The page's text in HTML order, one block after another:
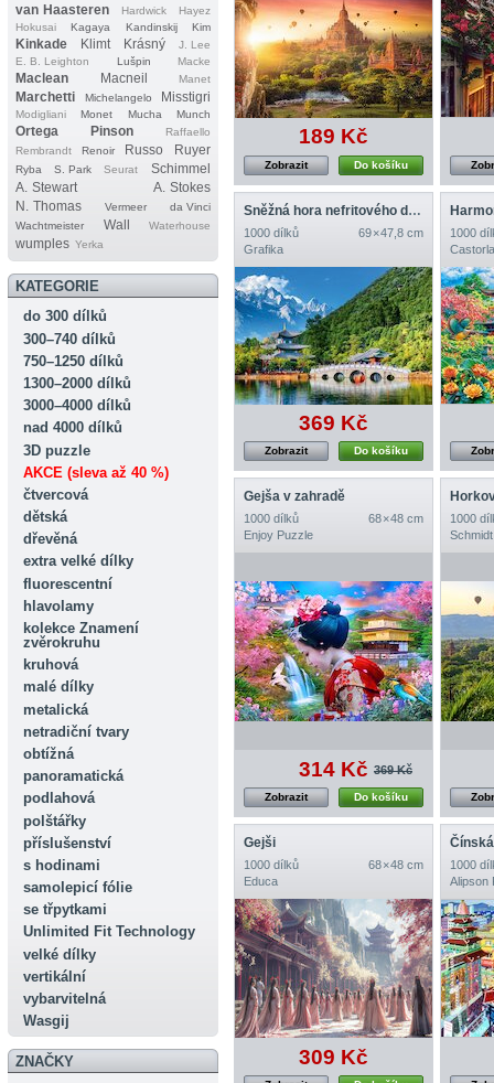
van Haasteren
Hardwick
Hayez
Hokusai
Kagaya Kandinskij Kim
Kinkade Klimt Krásný
J. Lee
E. B. Leighton
Lušpin Macke
Maclean Macneil Manet
Marchetti Michelangelo Misstigri
Modigliani Monet Mucha Munch
Ortega Pinson
Raffaello
Rembrandt
Renoir Russo Ruyer
Ryba S. Park Seurat
Schimmel
A. Stewart
A. Stokes
N. Thomas
Vermeer
da Vinci
Wachtmeister
Wall Waterhouse
wumples Yerka
KATEGORIE
do 300 dílků
300–740 dílků
750–1250 dílků
1300–2000 dílků
3000–4000 dílků
nad 4000 dílků
3D puzzle
AKCE (sleva až 40 %)
čtvercová
dětská
dřevěná
extra velké dílky
fluorescentní
hlavolamy
kolekce Znamení
zvěrokruhu
kruhová
malé dílky
metalická
netradiční tvary
obtížná
panoramatická
podlahová
polštářky
příslušenství
s hodinami
samolepicí fólie
se třpytkami
Unlimited Fit Technology
velké dílky
vertikální
vybarvitelná
Wasgij
ZNAČKY
189 Kč
Do košíku
Zobrazit
Sněžná hora nefritového draka
1000 dílků
69 × 47,8 cm
Grafika
369 Kč
Do košíku
Zobrazit
1000
Gejša v zahradě
1000 dílků
68 × 48 cm
Enjoy Puzzle
314 Kč 369 Kč
Do košíku
Zobrazit
1000
Schmidt
Gejši
1000 dílků
68 × 48 cm
Educa
309 Kč
1000
Alipson